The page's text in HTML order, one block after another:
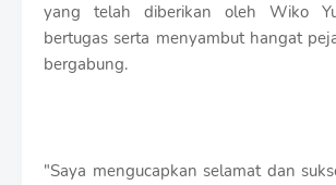
yang telah diberikan oleh Wiko
bertugas serta menyambut hangat
bergabung.
"Saya mengucapkan selamat dan